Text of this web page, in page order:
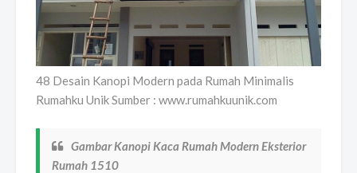
48 Desain Kanopi Modern pada Rumah Minimalis
Rumahku Unik Sumber : www.rumahkuunik.com
Gambar Kanopi Kaca Rumah Modern Eksterior
Rumah 1510